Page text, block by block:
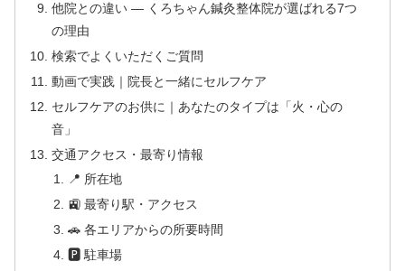
他院との違い — くろちゃん鍼灸整体院が選ばれる7つ
の理由
検索でよくいただくご質問
動画で実践｜院長と一緒にセルフケア
セルフケアのお供に｜あなたのタイプは「火・心の
音」
交通アクセス・最寄り情報
📍 所在地
🚉 最寄り駅・アクセス
🚗 各エリアからの所要時間
🅿 駐車場